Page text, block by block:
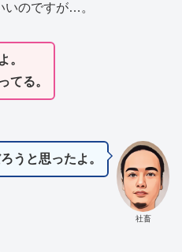
いのですが…。
。
てる。
社畜
うと思ったよ。